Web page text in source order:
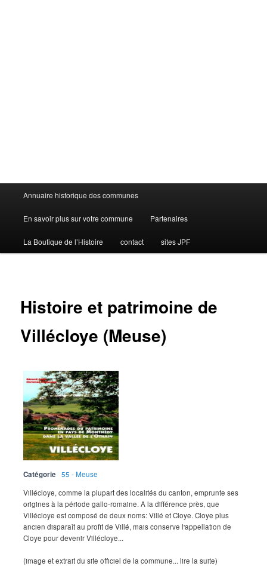
Menu
principal
Annuaire historique des communes
En savoir plus sur votre commune Partenaires
La Boutique de l’Histoire contact sites JPF
Histoire et patrimoine de
Villécloye (Meuse)
Catégorie
55 - Meuse
Villécloye, comme la plupart des localités du canton, emprunte ses
origines à la période gallo-romaine. A la différence près, que
Villécloye est composé de deux noms: Villé et Cloye. Cloye plus
ancien disparaît au profit de Villé, mais conserve l'appellation de
Cloye pour devenir Villécloye...
(image et extrait du site officiel de la commune... lire la suite)